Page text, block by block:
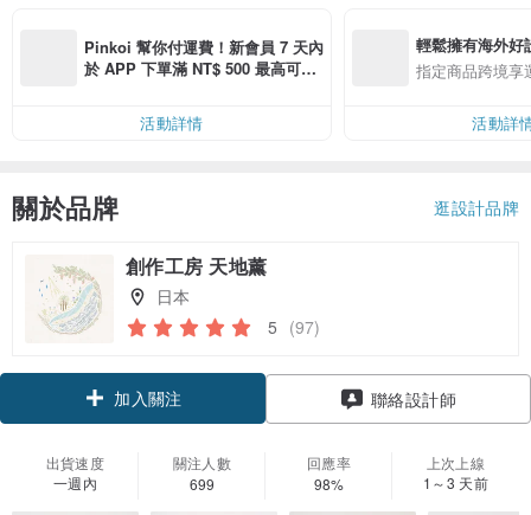
Pinkoi 幫你付運費！新會員 7 天內
於 APP 下單滿 NT$ 500 最高可折
活動詳情
輕鬆擁有海外好
指定商品跨境享
活動詳
關於品牌 逛設計品牌
創作工房 天地薰
日本
5 (97)
加入關注 聯絡設計師
出貨速度
一週內
關注人數
699
回應率
98%
上次上線
1～3 天前